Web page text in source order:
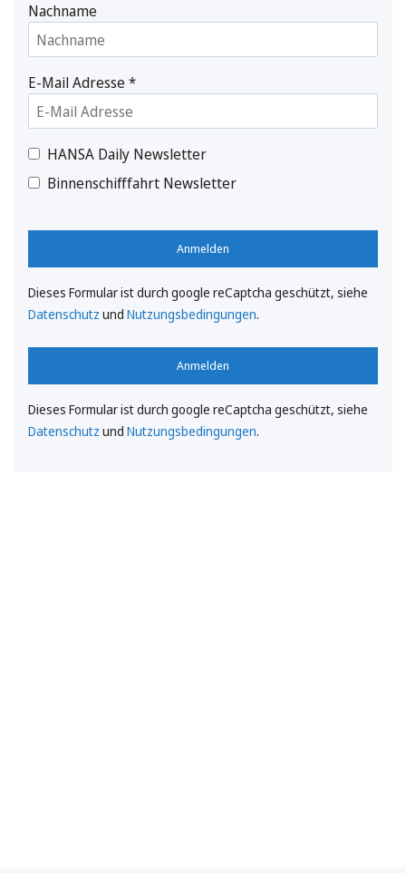
Nachname
E-Mail Adresse*
HANSA Daily Newsletter
Binnenschifffahrt Newsletter
Anmelden
Dieses Formular ist durch google reCaptcha geschützt, siehe
Datenschutz und Nutzungsbedingungen.
Anmelden
Dieses Formular ist durch google reCaptcha geschützt, siehe
Datenschutz und Nutzungsbedingungen.